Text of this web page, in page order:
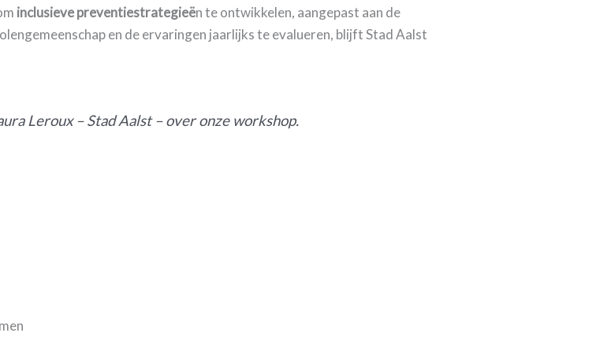
inclusieve preventiestrategieën te ontwikkelen, aangepast aan de
en de ervaringen jaarlijks te evalueren, blijft Stad Aalst
Leroux – Stad Aalst – over onze workshop.